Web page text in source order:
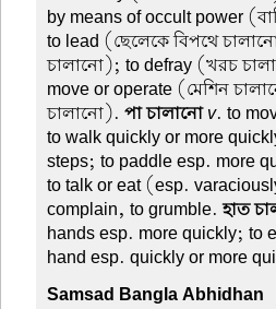
by means of occult power
to lead (ছেলেকে বিপথে
চালানো); to defray (খরচ
move or operate (মেশিন
চালানো).পা চালানো v. to
to walk quickly or more
steps; to paddle esp. more
to talk or eat (esp.
complain, to grumble.হাত
hands esp. more quickly; to
hand esp. quickly or more
Samsad Bangla Abhidhan